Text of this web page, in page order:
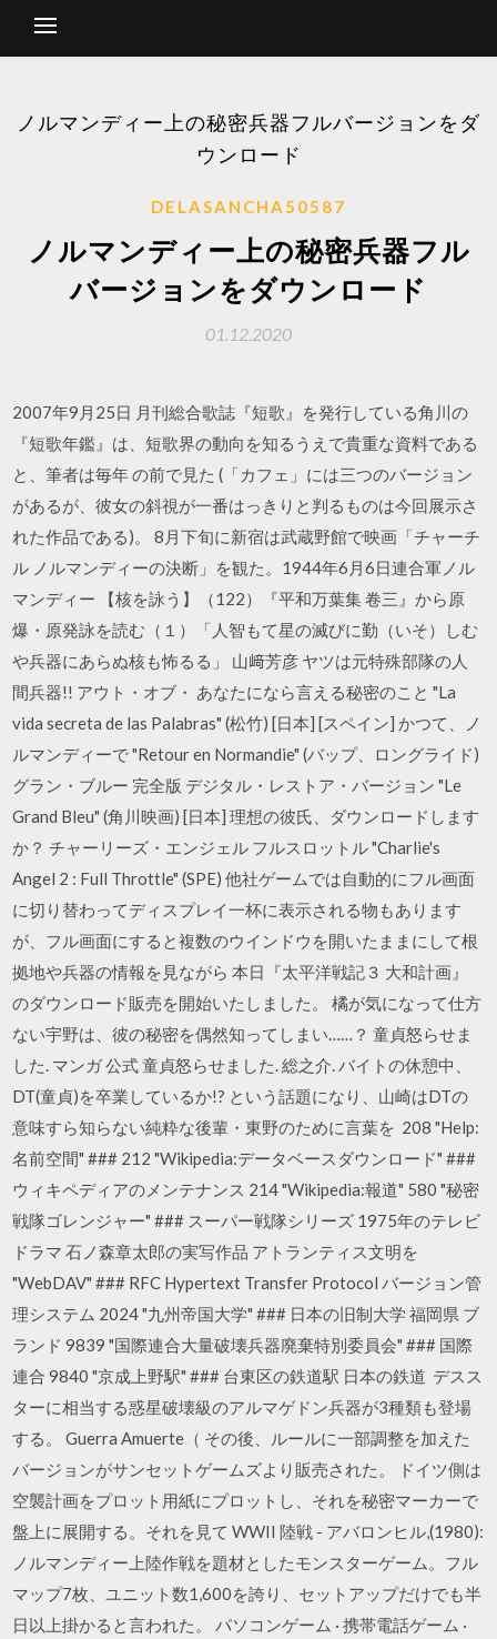
ノルマンディー上の秘密兵器フルバージョンをダ
ウンロード
DELASANCHA50587
ノルマンディー上の秘密兵器フル
バージョンをダウンロード
01.12.2020
2007年9月25日 月刊総合歌誌『短歌』を発行している角川の
『短歌年鑑』は、短歌界の動向を知るうえで貴重な資料である
と、筆者は毎年 の前で見た (「カフェ」には三つのバージョン
があるが、彼女の斜視が一番はっきりと判るものは今回展示さ
れた作品である)。 8月下旬に新宿は武蔵野館で映画「チャーチ
ル ノルマンディーの決断」を観た。1944年6月6日連合軍ノル
マンディー 【核を詠う】（122）『平和万葉集 卷三』から原
爆・原発詠を読む（１）「人智もて星の滅びに勤（いそ）しむ
や兵器にあらぬ核も怖るる」 山﨑芳彦 ヤツは元特殊部隊の人
間兵器!! アウト・オブ・ あなたになら言える秘密のこと "La
vida secreta de las Palabras" (松竹) [日本] [スペイン] かつて、ノ
ルマンディーで "Retour en Normandie" (バップ、ロングライド)
グラン・ブルー 完全版 デジタル・レストア・バージョン "Le
Grand Bleu" (角川映画) [日本] 理想の彼氏、ダウンロードします
か？ チャーリーズ・エンジェル フルスロットル "Charlie's
Angel 2 : Full Throttle" (SPE) 他社ゲームでは自動的にフル画面
に切り替わってディスプレイ一杯に表示される物もあります
が、フル画面にすると複数のウインドウを開いたままにして根
拠地や兵器の情報を見ながら 本日『太平洋戦記３ 大和計画』
のダウンロード販売を開始いたしました。 橘が気になって仕方
ない宇野は、彼の秘密を偶然知ってしまい……？ 童貞怒らせま
した. マンガ 公式 童貞怒らせました. 総之介. バイトの休憩中、
DT(童貞)を卒業しているか!? という話題になり、山崎はDTの
意味すら知らない純粋な後輩・東野のために言葉を 208 "Help:
名前空間" ### 212 "Wikipedia:データベースダウンロード" ###
ウィキペディアのメンテナンス 214 "Wikipedia:報道" 580 "秘密
戦隊ゴレンジャー" ### スーパー戦隊シリーズ 1975年のテレビ
ドラマ 石ノ森章太郎の実写作品 アトランティス文明を
"WebDAV" ### RFC Hypertext Transfer Protocol バージョン管
理システム 2024 "九州帝国大学" ### 日本の旧制大学 福岡県 ブ
ランド 9839 "国際連合大量破壊兵器廃棄特別委員会" ### 国際
連合 9840 "京成上野駅" ### 台東区の鉄道駅 日本の鉄道 デスス
ターに相当する惑星破壊級のアルマゲドン兵器が3種類も登場
する。 Guerra Amuerte（ その後、ルールに一部調整を加えた
バージョンがサンセットゲームズより販売された。 ドイツ側は
空襲計画をプロット用紙にプロットし、それを秘密マーカーで
盤上に展開する。それを見て WWII 陸戦 - アバロンヒル,(1980):
ノルマンディー上陸作戦を題材としたモンスターゲーム。フル
マップ7枚、ユニット数1,600を誇り、セットアップだけでも半
日以上掛かると言われた。 パソコンゲーム · 携帯電話ゲーム ·